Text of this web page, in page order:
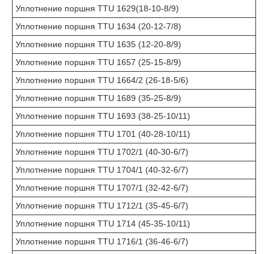
Уплотнение поршня TTU 1629(18-10-8/9)
Уплотнение поршня TTU 1634 (20-12-7/8)
Уплотнение поршня TTU 1635 (12-20-8/9)
Уплотнение поршня TTU 1657 (25-15-8/9)
Уплотнение поршня TTU 1664/2 (26-18-5/6)
Уплотнение поршня TTU 1689 (35-25-8/9)
Уплотнение поршня TTU 1693 (38-25-10/11)
Уплотнение поршня TTU 1701 (40-28-10/11)
Уплотнение поршня TTU 1702/1 (40-30-6/7)
Уплотнение поршня TTU 1704/1 (40-32-6/7)
Уплотнение поршня TTU 1707/1 (32-42-6/7)
Уплотнение поршня TTU 1712/1 (35-45-6/7)
Уплотнение поршня TTU 1714 (45-35-10/11)
Уплотнение поршня TTU 1716/1 (36-46-6/7)